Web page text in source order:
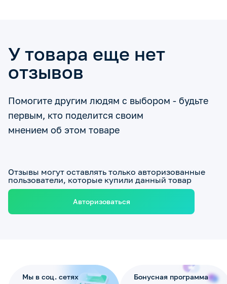
У товара еще нет
отзывов
Помогите другим людям с выбором - будьте
первым, кто поделится своим
мнением об этом товаре
Отзывы могут оставлять только авторизованные
пользователи, которые купили данный товар
Авторизоваться
Мы в соц. сетях Бонусная программа